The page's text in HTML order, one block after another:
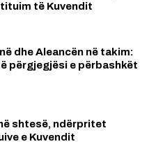
të Kuvendit
dhe Aleancën në takim:
përgjegjësi e përbashkët
shtesë, ndërpritet
e Kuvendit